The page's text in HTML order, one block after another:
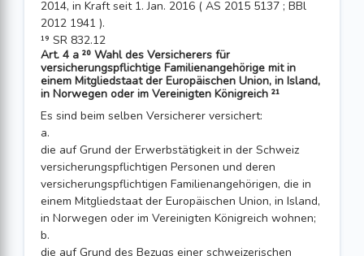
2014, in Kraft seit 1. Jan. 2016 ( AS 2015 5137 ; BBl
2012 1941 ).
¹⁹ SR 832.12
Art. 4 a ²⁰ Wahl des Versicherers für
versicherungspflichtige Familienangehörige mit in
einem Mitgliedstaat der Europäischen Union, in Island,
in Norwegen oder im Vereinigten Königreich ²¹
Es sind beim selben Versicherer versichert:
a.
die auf Grund der Erwerbstätigkeit in der Schweiz
versicherungspflichtigen Personen und deren
versicherungspflichtigen Familienangehörigen, die in
einem Mitgliedstaat der Europäischen Union, in Island,
in Norwegen oder im Vereinigten Königreich wohnen;
b.
die auf Grund des Bezugs einer schweizerischen